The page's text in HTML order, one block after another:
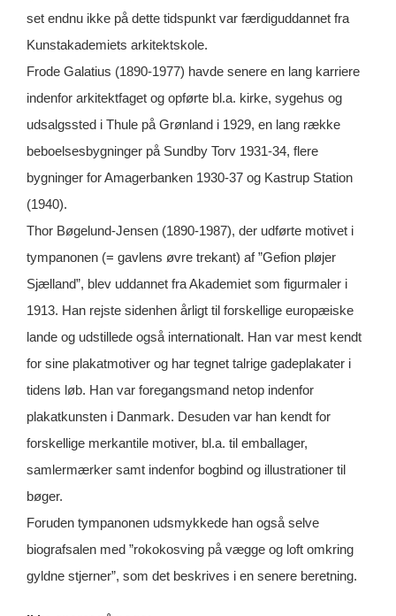
set endnu ikke på dette tidspunkt var færdiguddannet fra
Kunstakademiets arkitektskole.
Frode Galatius (1890-1977) havde senere en lang karriere
indenfor arkitektfaget og opførte bl.a. kirke, sygehus og
udsalgssted i Thule på Grønland i 1929, en lang række
beboelsesbygninger på Sundby Torv 1931-34, flere
bygninger for Amagerbanken 1930-37 og Kastrup Station
(1940).
Thor Bøgelund-Jensen (1890-1987), der udførte motivet i
tympanonen (= gavlens øvre trekant) af ”Gefion pløjer
Sjælland”, blev uddannet fra Akademiet som figurmaler i
1913. Han rejste sidenhen årligt til forskellige europæiske
lande og udstillede også internationalt. Han var mest kendt
for sine plakatmotiver og har tegnet talrige gadeplakater i
tidens løb. Han var foregangsmand netop indenfor
plakatkunsten i Danmark. Desuden var han kendt for
forskellige merkantile motiver, bl.a. til emballager,
samlermærker samt indenfor bogbind og illustrationer til
bøger.
Foruden tympanonen udsmykkede han også selve
biografsalen med ”rokokosving på vægge og loft omkring
gyldne stjerner”, som det beskrives i en senere beretning.